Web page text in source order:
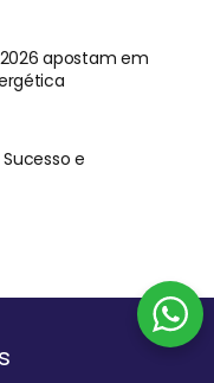
apostam em
e